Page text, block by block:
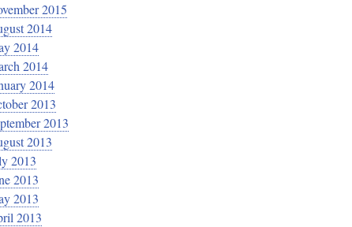
2015
2014
2014
2014
2014
2013
2013
2013
2013
2013
2013
2013